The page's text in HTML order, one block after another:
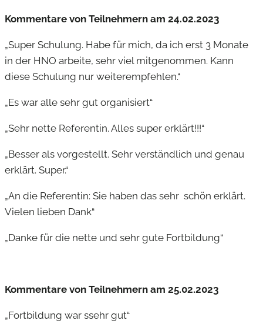
Kommentare von Teilnehmern am 24.02.2023
„Super Schulung. Habe für mich, da ich erst 3 Monate
in der HNO arbeite, sehr viel mitgenommen. Kann
diese Schulung nur weiterempfehlen.“
„Es war alle sehr gut organisiert“
„Sehr nette Referentin. Alles super erklärt!!!“
„Besser als vorgestellt. Sehr verständlich und genau
erklärt. Super.“
„An die Referentin: Sie haben das sehr schön erklärt.
Vielen lieben Dank“
„Danke für die nette und sehr gute Fortbildung“
Kommentare von Teilnehmern am 25.02.2023
„Fortbildung war ssehr gut“